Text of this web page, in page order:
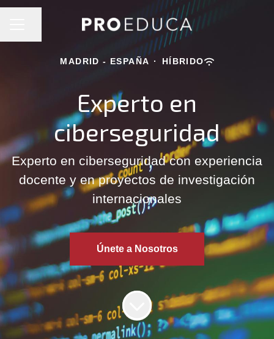
MENÚ DE EMPLEO
Compartir página
MADRID - ESPAÑA · HÍBRIDO
Experto en
ciberseguridad
Experto en ciberseguridad con experiencia
docente y en proyectos de investigación
internacionales
Únete a Nosotros